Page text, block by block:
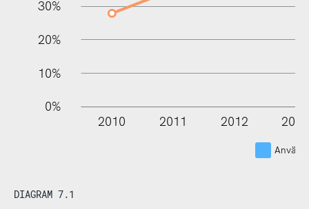
30%
20%
10%
0%
2010 2011 2012 2013
DIAGRAM 7.1